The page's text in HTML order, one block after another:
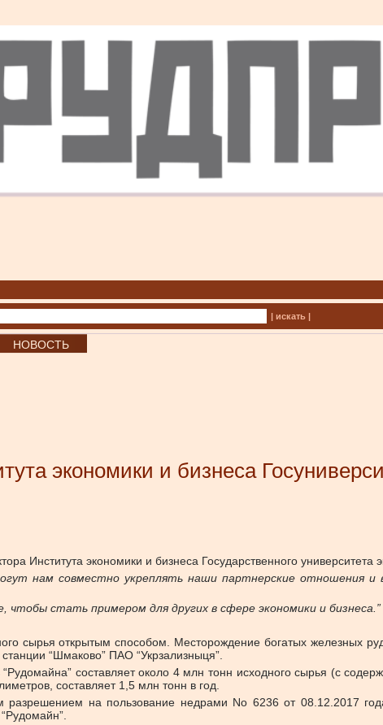
| искать |
НОВОСТЬ
экономики и бизнеса
Института экономики и бизнеса Государственного университета
нам совместно укреплять наши партнерские отношения и
стать примером для других в сфере экономики и бизнеса.”
сырья открытым способом. Месторождение богатых железных
“Шмаково” ПAO “Укрзализныця”.
составляет около 4 млн тонн исходного сырья (с
составляет 1,5 млн тонн в год.
на пользование недрами No 6236 от 08.12.2017